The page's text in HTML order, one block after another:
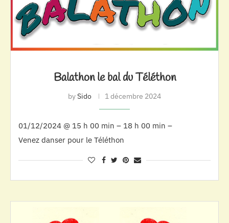
Balathon le bal du Téléthon
bySido 1 décembre 2024
01/12/2024 @ 15 h 00 min – 18 h 00 min –
Venez danser pour le Téléthon